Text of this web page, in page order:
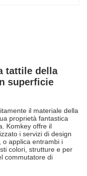
tattile della
superficie
il materiale della
proprietà fantastica
Komkey offre il
i servizi di design
o applica entrambi i
colori, strutture e per
commutatore di